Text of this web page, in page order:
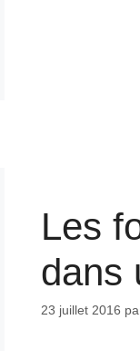
Les
dans
23 juillet 2016